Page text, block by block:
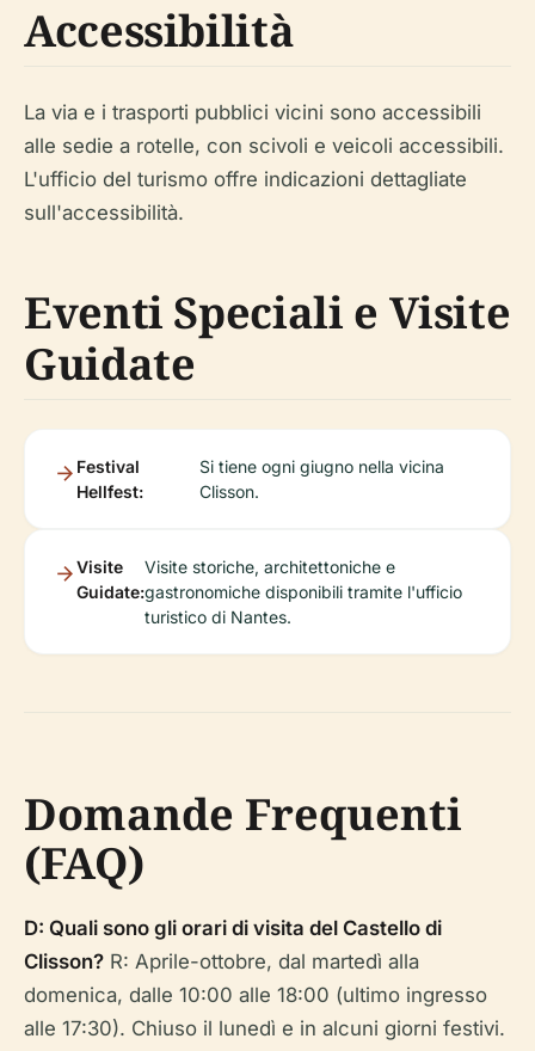
Accessibilità
La via e i trasporti pubblici vicini sono accessibili
alle sedie a rotelle, con scivoli e veicoli accessibili.
L'ufficio del turismo offre indicazioni dettagliate
sull'accessibilità.
Eventi Speciali e Visite
Guidate
Festival
Hellfest:
Si tiene ogni giugno nella vicina
Clisson.
Visite
Guidate:
Visite storiche, architettoniche e
gastronomiche disponibili tramite l'ufficio
turistico di Nantes.
Domande Frequenti
(FAQ)
D: Quali sono gli orari di visita del Castello di
Clisson? R: Aprile-ottobre, dal martedì alla
domenica, dalle 10:00 alle 18:00 (ultimo ingresso
alle 17:30). Chiuso il lunedì e in alcuni giorni festivi.